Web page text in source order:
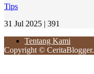
Tips
31 Jul 2025 | 391
Tentang Kami
Copyright ©